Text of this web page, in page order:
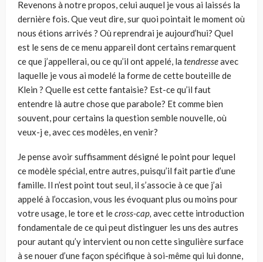
Revenons à notre propos, celui auquel je vous ai laissés la
dernière fois. Que veut dire, sur quoi pointait le moment où
nous étions arrivés ? Où reprendrai je aujourd’hui? Quel
est le sens de ce menu appareil dont certains remarquent
ce que j’appellerai, ou ce qu’il ont appelé, la tendresseavec
laquelle je vous ai modelé la forme de cette bouteille de
Klein ? Quelle est cette fantaisie? Est-ce qu’il faut
entendre là autre chose que parabole? Et comme bien
souvent, pour certains la question semble nouvelle, où
veux-j e, avec ces modèles, en venir?
Je pense avoir suffisamment désigné le point pour lequel
ce modèle spécial, entre autres, puisqu’il fait partie d’une
famille. Il n’est point tout seul, il s’asso­cie à ce que j’ai
appelé à l’occasion, vous les évoquant plus ou moins pour
votre usage, le tore et lecross-cap, avec cette introduction
fondamentale de ce qui peut distinguer les uns des autres
pour autant qu’y intervient ou non cette singulière surface
à se nouer d’une façon spécifique à soi-même qui lui donne,